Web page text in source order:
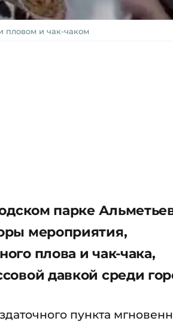
пловом и чак-чаком
парке
мероприятия,
плова и чак-чака,
давкой среди
пункта